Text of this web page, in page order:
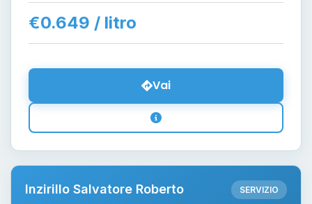
€0.649 / litro
Vai
Inzirillo Salvatore Roberto SERVIZIO